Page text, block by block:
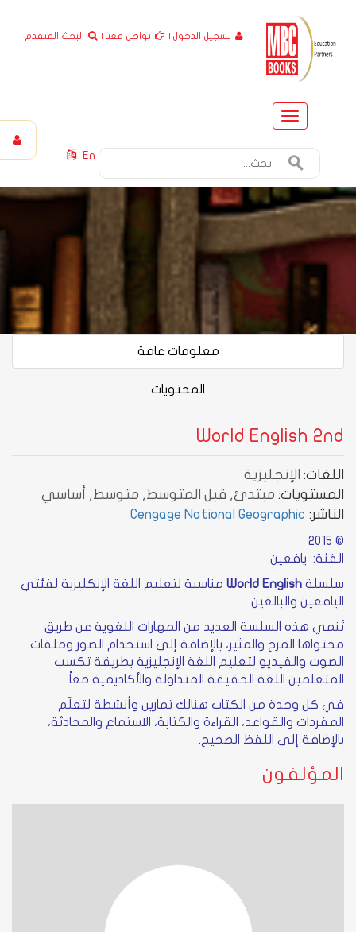
| البحث المتقدم | تواصل معنا تسجيل الدخول
Toggle
navigation
En
معلومات عامة
المحتويات
World English 2nd
اللغات: الإنجليزية
المستويات: مبتدئ, قبل المتوسط, متوسط, أساسي
الناشر: Cengage National Geographic
© 2015
الفئة: يافعين
سلسلة World English مناسبة لتعليم اللغة الإنكليزية لفئتي
اليافعين والبالغين
تُنمي هذه السلسة العديد من المهارات اللغوية عن طريق
محتواها المرح والمثير، بالإضافة إلى استخدام الصور وملفات
الصوت والفيديو لتعليم اللغة الإنجليزية بطريقة تكسب
المتعلمين اللغة الحقيقة المتداولة والأكاديمية معاً.
في كل وحدة من الكتاب هنالك تمارين وأنشطة لتعلّم
المفردات والقواعد، القراءة والكتابة، الاستماع والمحادثة،
بالإضافة إلى اللفظ الصحيح.
المؤلفون